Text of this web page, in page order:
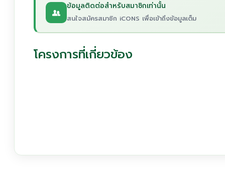
ข้อมูลติดต่อสำหรับสมาชิกเท่านั้น
สนใจสมัครสมาชิก iCONS เพื่อเข้าถึงข้อมูลเต็ม
โครงการที่เกี่ยวข้อง